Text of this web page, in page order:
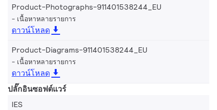
Product-Photographs-911401538244_EU
เนื้อหาหลายรายการ
ดาวน์โหลด
Product-Diagrams-911401538244_EU
เนื้อหาหลายรายการ
ดาวน์โหลด
ปลั๊กอินซอฟต์แวร์
IES